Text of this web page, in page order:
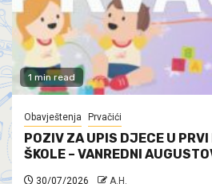
1 min read
Obavještenja Prvačići
POZIV ZA UPIS DJECE U PRVI
ŠKOLE – VANREDNI
30/07/2026 A.H.